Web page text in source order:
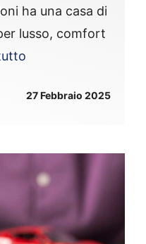
ha una casa di
lusso, comfort
27 Febbraio 2025